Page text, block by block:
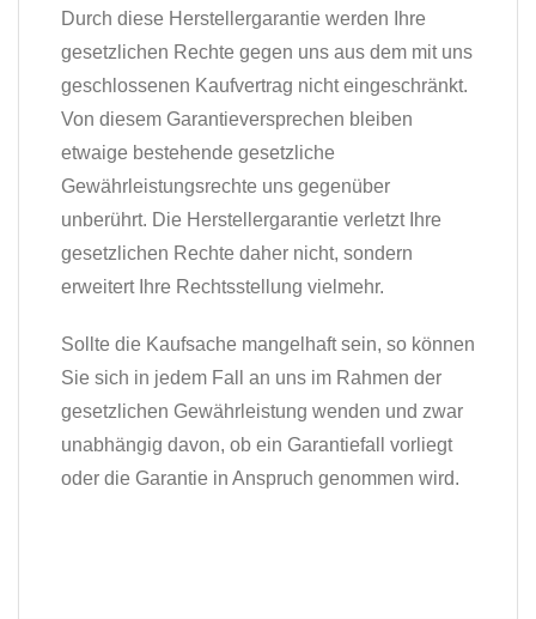
Durch diese Herstellergarantie werden Ihre
gesetzlichen Rechte gegen uns aus dem mit uns
geschlossenen Kaufvertrag nicht eingeschränkt.
Von diesem Garantieversprechen bleiben
etwaige bestehende gesetzliche
Gewährleistungsrechte uns gegenüber
unberührt. Die Herstellergarantie verletzt Ihre
gesetzlichen Rechte daher nicht, sondern
erweitert Ihre Rechtsstellung vielmehr.
Sollte die Kaufsache mangelhaft sein, so können
Sie sich in jedem Fall an uns im Rahmen der
gesetzlichen Gewährleistung wenden und zwar
unabhängig davon, ob ein Garantiefall vorliegt
oder die Garantie in Anspruch genommen wird.